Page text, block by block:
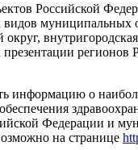
Российской
муниципальных
информацию о
Федерации и
на странице